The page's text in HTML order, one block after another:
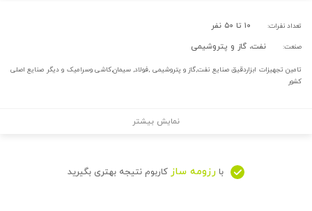
تعداد نفرات: ۱۰ تا ۵۰ نفر
صنعت: نفت، گاز و پتروشیمی
تامین تجهیزات ابزاردقیق صنایع نفت,گاز و پتروشیمی ,فولاد, سیمان,کاشی وسرامیک و دیگر صنایع اصلی
کشور
نمایش بیشتر
با رزومه ساز کاربوم نتیجه بهتری بگیرید